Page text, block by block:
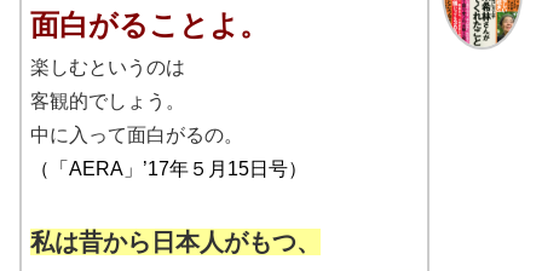
面白がることよ。
楽しむというのは
客観的でしょう。
中に入って面白がるの。
（
「AERA」’17年５月15日号）
私は昔から日本人がもつ、